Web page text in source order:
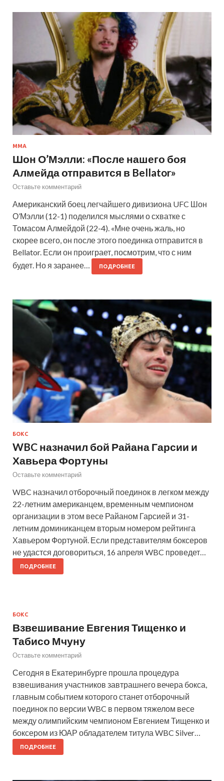
ММА
Шон О’Мэлли: «После нашего боя
Алмейда отправится в Bellator»
Оставьте комментарий
Американский боец легчайшего дивизиона UFC Шон
О’Мэлли (12-1) поделился мыслями о схватке с
Томасом Алмейдой (22-4). «Мне очень жаль, но
скорее всего, он после этого поединка отправится в
Bellator. Если он проиграет, посмотрим, что с ним
будет. Но я заранее…
ПОДРОБНЕЕ
БОКС
WBC назначил бой Райана Гарсии и
Хавьера Фортуны
Оставьте комментарий
WBC назначил отборочный поединок в легком между
22-летним американцем, временным чемпионом
организации в этом весе Райаном Гарсией и 31-
летним доминиканцем вторым номером рейтинга
Хавьером Фортуной. Если представителям боксеров
не удастся договориться, 16 апреля WBC проведет…
ПОДРОБНЕЕ
БОКС
Взвешивание Евгения Тищенко и
Табисо Мчуну
Оставьте комментарий
Сегодня в Екатеринбурге прошла процедура
взвешивания участников завтрашнего вечера бокса,
главным событием которого станет отборочный
поединок по версии WBC в первом тяжелом весе
между олимпийским чемпионом Евгением Тищенко и
боксером из ЮАР обладателем титула WBC Silver…
ПОДРОБНЕЕ